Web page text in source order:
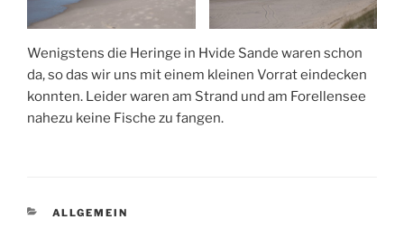
Wenigstens die Heringe in Hvide Sande waren schon
da, so das wir uns mit einem kleinen Vorrat eindecken
konnten. Leider waren am Strand und am Forellensee
nahezu keine Fische zu fangen.
KATEGORIEN
ALLGEMEIN